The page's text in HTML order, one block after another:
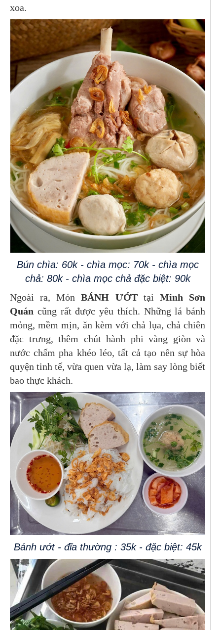
xoa.
Bún chìa: 60k - chìa mọc: 70k - chìa mọc
chả: 80k - chìa mọc chả đặc biệt: 90k
Ngoài ra, MónBÁNH ƯỚTtại Minh Sơn
Quán cũng rất được yêu thích. Những lá bánh
mỏng, mềm mịn, ăn kèm với chả lụa, chả chiên
đặc trưng, thêm chút hành phi vàng giòn và
nước chấm pha khéo léo, tất cả tạo nên sự hòa
quyện tinh tế, vừa quen vừa lạ, làm say lòng biết
bao thực khách.
Bánh ướt - đĩa thường : 35k - đặc biệt: 45k